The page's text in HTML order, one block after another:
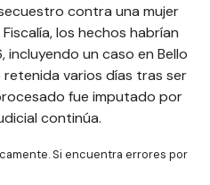
contra una mujer
los hechos habrían
un caso en Bello
varios días tras ser
fue imputado por
continúa.
Si encuentra errores por